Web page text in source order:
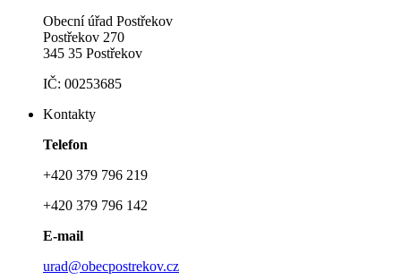
Obecní úřad Postřekov
Postřekov 270
345 35 Postřekov
IČ: 00253685
Kontakty
Telefon
+420 379 796 219
+420 379 796 142
E-mail
urad@obecpostrekov.cz